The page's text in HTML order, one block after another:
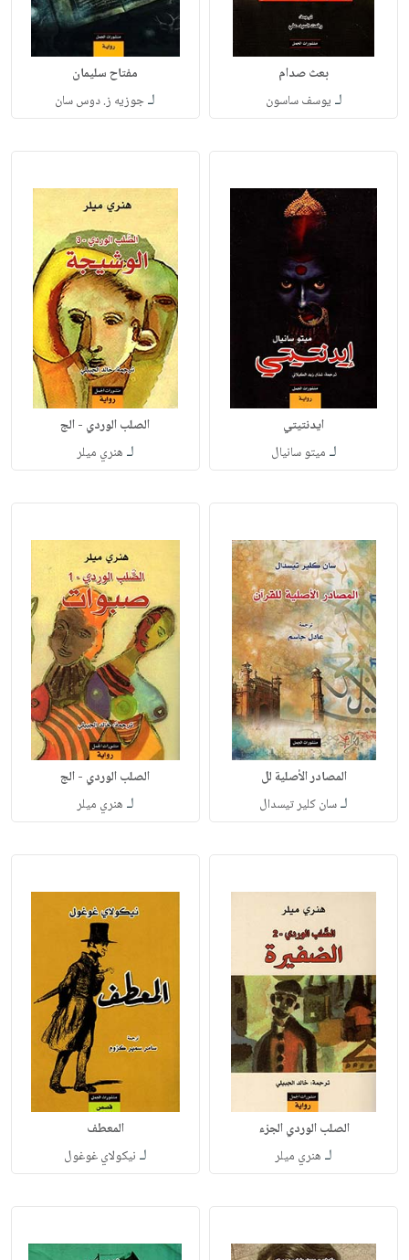
بعث صدام
لـ يوسف ساسون
مفتاح سليمان
لـجوزيه ز. دوس سان
ايدنتيتي
لـ ميتو سانيال
الصلب الوردي - الج
لـ هنري ميلر
المصادر الأصلية لل
لـسان كلير تيسدال
الصلب الوردي - الج
لـ هنري ميلر
الصلب الوردي الجزء
لـ هنري ميلر
المعطف
لـ نيكولاي غوغول